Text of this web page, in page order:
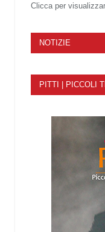
Clicca per
NOTIZIE
PITTI | PICCOLI